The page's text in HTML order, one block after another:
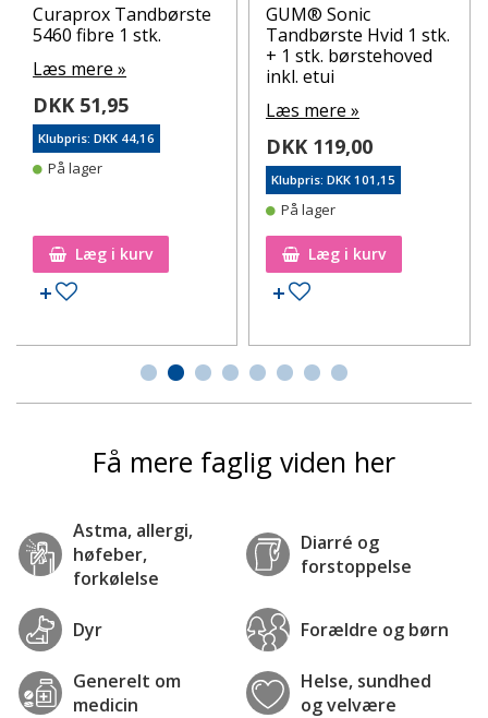
Curaprox Tandbørste
5460 fibre 1 stk.
Læs mere »
DKK 51,95
Klubpris: DKK 44,16
På lager
Læg i kurv
Tilføj til ønskeseddel
GUM® Sonic
Tandbørste Hvid 1 stk.
+ 1 stk. børstehoved
inkl. etui
Læs mere »
DKK 119,00
Klubpris: DKK 101,15
På lager
Læg i kurv
Tilføj til ønskeseddel
Få mere faglig viden her
Astma, allergi,
høfeber,
forkølelse
Diarré og
forstoppelse
Dyr Forældre og børn
Generelt om
medicin
Helse, sundhed
og velvære